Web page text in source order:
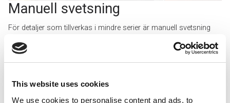
This website uses cookies
We use cookies to personalise content and ads, to
Manuell svetsning
För detaljer som tillverkas i mindre serier är manuell svetsning
utför svetsning i egna lokaler med svetsare certifierade enligt SS-
EN 287-1.